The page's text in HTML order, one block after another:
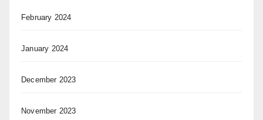
February 2024
January 2024
December 2023
November 2023